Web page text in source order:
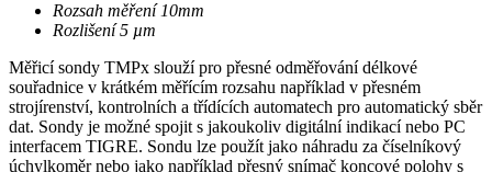
Rozsah měření 10mm
Rozlišení 5 µm
Měřicí sondy TMPx slouží pro přesné odměřování délkové
souřadnice v krátkém měřícím rozsahu například v přesném
strojírenství, kontrolních a třídících automatech pro automatický sběr
dat. Sondy je možné spojit s jakoukoliv digitální indikací nebo PC
interfacem TIGRE. Sondu lze použít jako náhradu za číselníkový
úchylkoměr nebo jako například přesný snímač koncové polohy s